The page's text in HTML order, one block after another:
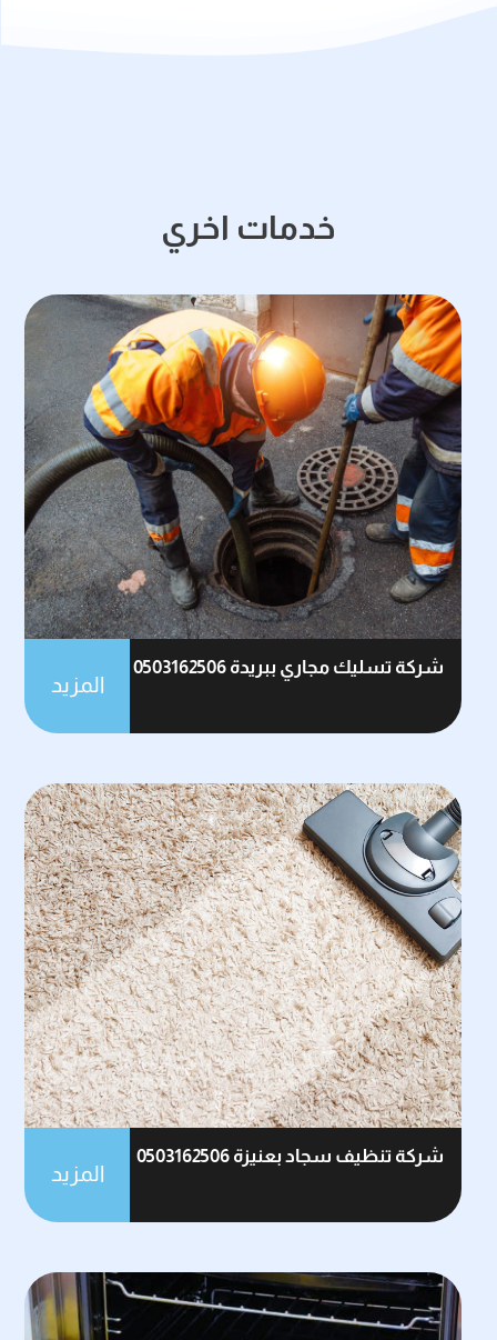
خدمات اخري
شركة تسليك مجاري ببريدة 0503162506
المزيد
شركة تنظيف سجاد بعنيزة 0503162506
المزيد